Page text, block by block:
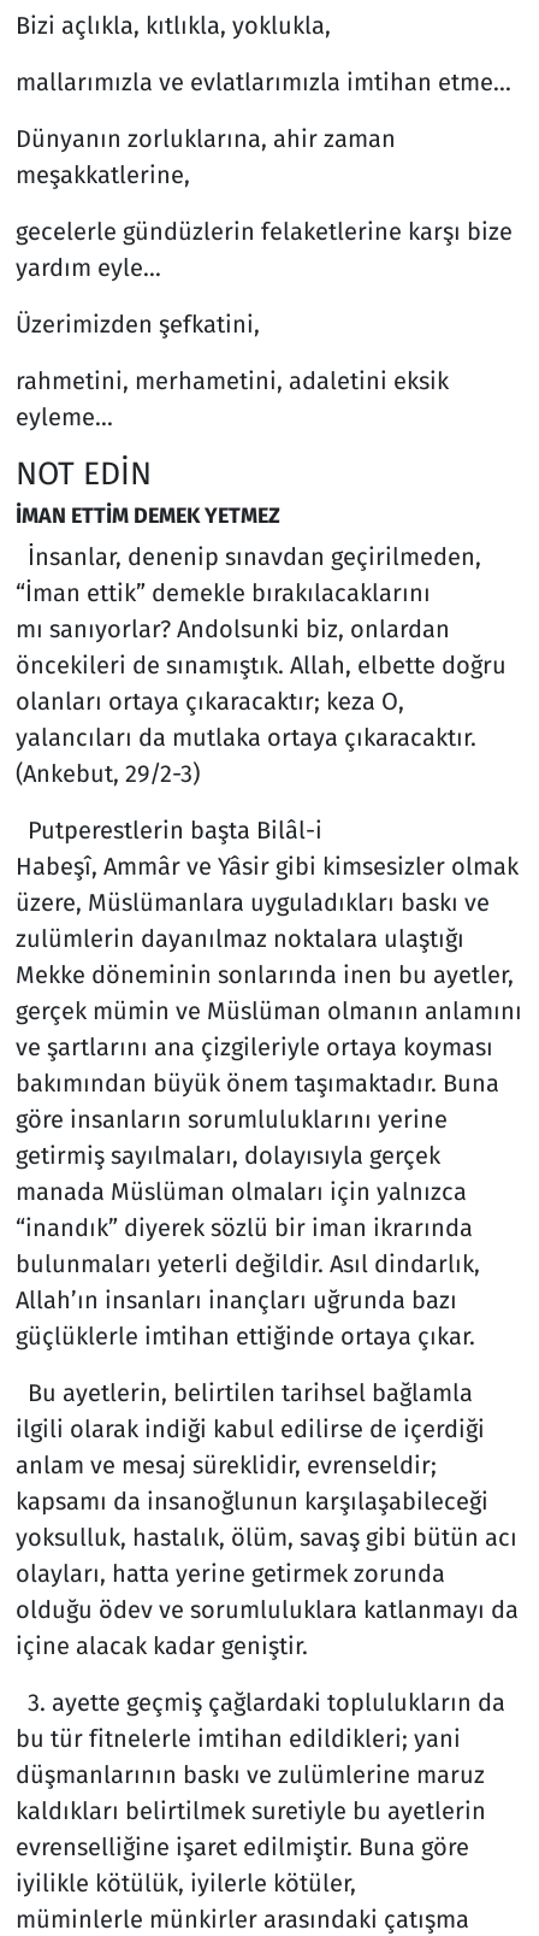
Bizi açlıkla, kıtlıkla, yoklukla,
mallarımızla ve evlatlarımızla imtihan etme...
Dünyanın zorluklarına, ahir zaman
meşakkatlerine,
gecelerle gündüzlerin felaketlerine karşı bize
yardım eyle...
Üzerimizden şefkatini,
rahmetini, merhametini, adaletini eksik
eyleme...
NOT EDİN
İMAN ETTİM DEMEK YETMEZ
İnsanlar, denenip sınavdan geçirilmeden,
“İman ettik” demekle bırakılacaklarını
mı sanıyorlar? Andolsunki biz, onlardan
öncekileri de sınamıştık. Allah, elbette doğru
olanları ortaya çıkaracaktır; keza O,
yalancıları da mutlaka ortaya çıkaracaktır.
(Ankebut, 29/2-3)
Putperestlerin başta Bilâl-i
Habeşî, Ammâr ve Yâsir gibi kimsesizler olmak
üzere, Müslümanlara uyguladıkları baskı ve
zulümlerin dayanılmaz noktalara ulaştığı
Mekke döneminin sonlarında inen bu ayetler,
gerçek mümin ve Müslüman olmanın anlamını
ve şartlarını ana çizgileriyle ortaya koyması
bakımından büyük önem taşımaktadır. Buna
göre insanların sorumluluklarını yerine
getirmiş sayılmaları, dolayısıyla gerçek
manada Müslüman olmaları için yalnızca
“inandık” diyerek sözlü bir iman ikrarında
bulunmaları yeterli değildir. Asıl dindarlık,
Allah’ın insanları inançları uğrunda bazı
güçlüklerle imtihan ettiğinde ortaya çıkar.
Bu ayetlerin, belirtilen tarihsel bağlamla
ilgili olarak indiği kabul edilirse de içerdiği
anlam ve mesaj süreklidir, evrenseldir;
kapsamı da insanoğlunun karşılaşabileceği
yoksulluk, hastalık, ölüm, savaş gibi bütün acı
olayları, hatta yerine getirmek zorunda
olduğu ödev ve sorumluluklara katlanmayı da
içine alacak kadar geniştir.
3. ayette geçmiş çağlardaki toplulukların da
bu tür fitnelerle imtihan edildikleri; yani
düşmanlarının baskı ve zulümlerine maruz
kaldıkları belirtilmek suretiyle bu ayetlerin
evrenselliğine işaret edilmiştir. Buna göre
iyilikle kötülük, iyilerle kötüler,
müminlerle münkirler arasındaki çatışma